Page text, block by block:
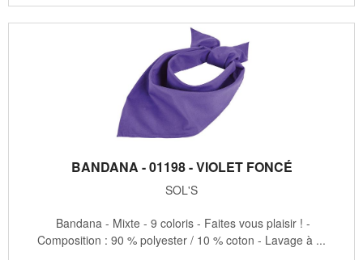
BANDANA - 01198 - VIOLET FONCÉ
SOL'S
Bandana - Mixte - 9 coloris - Faites vous plaisir ! -
Composition : 90 % polyester / 10 % coton - Lavage à ...